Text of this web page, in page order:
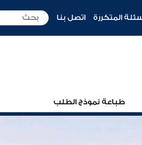
المتكررة اتصل بنا
طباعة نموذج الطلب